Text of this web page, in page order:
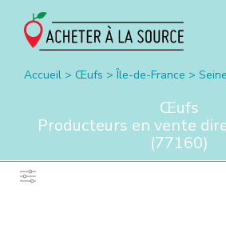
Accueil > Œufs >Île-de-France >
Œufs
Producteurs en vente
(77160)